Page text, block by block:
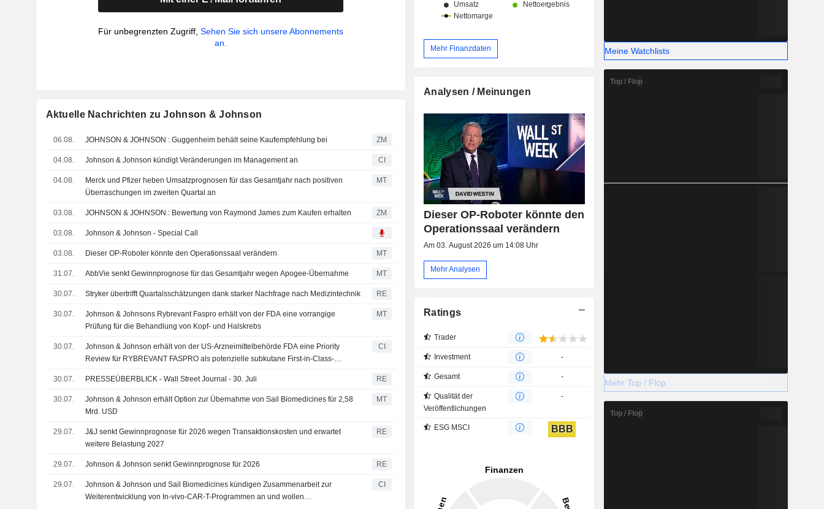
Für unbegrenzten Zugriff,Sehen Sie sich unsere Abonnements
an.
Aktuelle Nachrichten zu Johnson & Johnson
06.08. JOHNSON & JOHNSON : Guggenheim behält seine Kaufempfehlung bei ZM
04.08. Johnson & Johnson kündigt Veränderungen im Management an CI
04.08.
Merck und Pfizer heben Umsatzprognosen für das Gesamtjahr nach positiven
Überraschungen im zweiten Quartal an
MT
03.08. JOHNSON & JOHNSON : Bewertung von Raymond James zum Kaufen erhalten ZM
03.08. Johnson & Johnson - Special Call
03.08. Dieser OP-Roboter könnte den Operationssaal verändern MT
31.07. AbbVie senkt Gewinnprognose für das Gesamtjahr wegen Apogee-Übernahme MT
30.07. Stryker übertrifft Quartalsschätzungen dank starker Nachfrage nach Medizintechnik RE
30.07.
Johnson & Johnsons Rybrevant Faspro erhält von der FDA eine vorrangige
Prüfung für die Behandlung von Kopf- und Halskrebs
MT
30.07.
Johnson & Johnson erhält von der US-Arzneimittelbehörde FDA eine Priority
Review für RYBREVANT FASPRO als potenzielle subkutane First-in-Class-
CI
30.07. PRESSEÜBERBLICK - Wall Street Journal - 30. Juli RE
30.07.
Johnson & Johnson erhält Option zur Übernahme von Sail Biomedicines für 2,58
Mrd. USD
MT
29.07.
J&J senkt Gewinnprognose für 2026 wegen Transaktionskosten und erwartet
weitere Belastung 2027
RE
29.07. Johnson & Johnson senkt Gewinnprognose für 2026 RE
29.07.
Johnson & Johnson und Sail Biomedicines kündigen Zusammenarbeit zur
Weiterentwicklung von In-vivo-CAR-T-Programmen an und wollen
CI
Mehr Finanzdaten
Analysen / Meinungen
Dieser OP-Roboter könnte den
Operationssaal verändern
Am 03. August 2026 um 14:08 Uhr
Mehr Analysen
Ratings
Trader
Investment -
Gesamt -
Qualität der
Veröffentlichungen
-
ESG MSCI BBB
Meine Watchlists
Top / Flop
Mehr Top / Flop
Top / Flop